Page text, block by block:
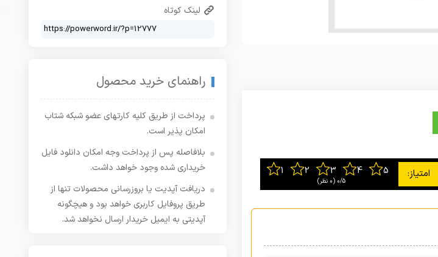
0/5 ‫(0 نظر)
لینک کوتاه
راهنمای خرید محصول
پرداخت از طریق کلیه کارتهای عضو شبکه شتاب
امکان پذیر است.
بلافاصله پس از پرداخت وجه امکان دانلود فایل
خریداری شده وجود خواهد داشت.
دریافت آپدیت یا بروزرسانی محصولات تنها از
طریق پروفایل کاربری خواهد بود و هیچگونه
آپدیتی به ایمیل خریدار ارسال نخواهد شد.